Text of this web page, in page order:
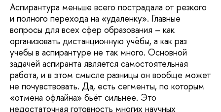
Аспирантура меньше всего пострадала от резкого
и полного перехода на «удаленку». Главные
вопросы для всех сфер образования – как
организовать дистанционную учёбы, а как раз
учебы в аспирантуре не так много. Основной
задачей аспиранта является самостоятельная
работа, и в этом смысле разницы он вообще может
не почувствовать. Да, есть сегменты, по которым
«отмена офлайна» бьёт сильнее. Это
недостаточная готовность многих научных